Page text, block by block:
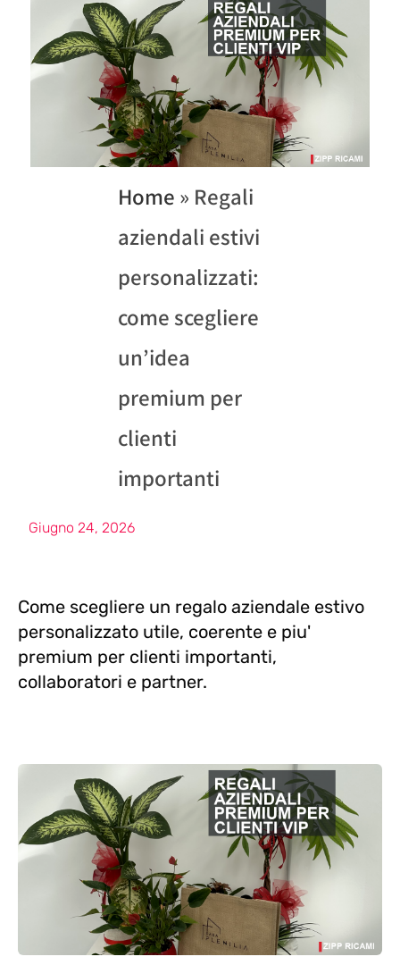
Home » Regali
aziendali estivi
personalizzati:
come scegliere
un’idea
premium per
clienti
importanti
Giugno 24, 2026
Come scegliere un regalo aziendale estivo
personalizzato utile, coerente e piu'
premium per clienti importanti,
collaboratori e partner.